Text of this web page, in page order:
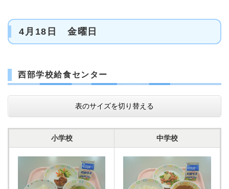
4月18日 金曜日
西部学校給食センター
表のサイズを切り替える
小学校 中学校